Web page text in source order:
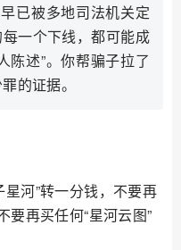
已被多地司法机关定
一个下线，都可能成
陈述”。你帮骗子拉了
的证据。
星河”转一分钱，不要再
要再买任何“星河云图”